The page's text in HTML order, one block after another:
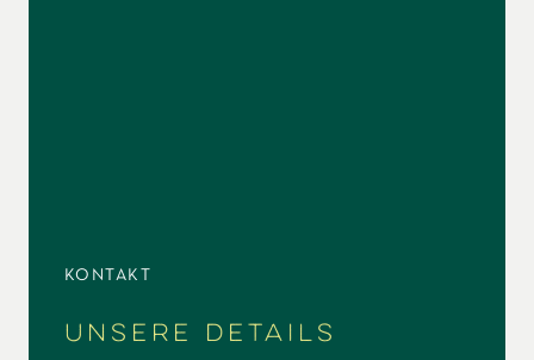
KONTAKT
Unsere Details